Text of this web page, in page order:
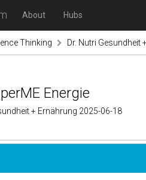
About Hubs
Thinking Dr. Nutri Gesundheit
Energie
+ Ernährung 2025-06-18